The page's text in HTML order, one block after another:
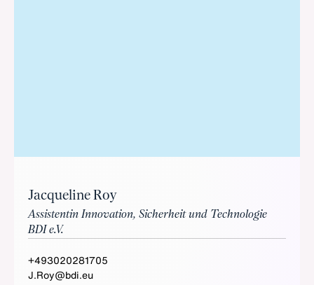
Jacqueline Roy
Assistentin Innovation, Sicherheit und Technologie
BDI e.V.
+493020281705
J.Roy@bdi.eu